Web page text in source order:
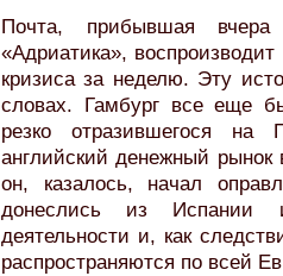
Почта, прибывшая
«Адриатика»,
кризиса за неделю. Эту
словах. Гамбург все еще
резко отразившегося на
английский денежный рынок
он, казалось, начал
донеслись из Испании
деятельности и, как
распространяются по всей